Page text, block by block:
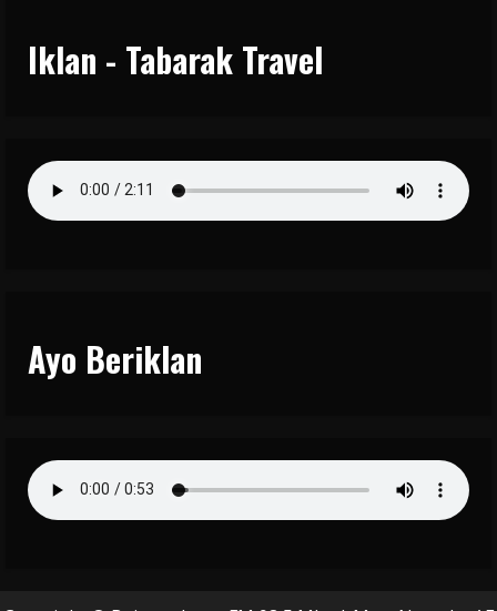
Iklan - Tabarak Travel
Ayo Beriklan